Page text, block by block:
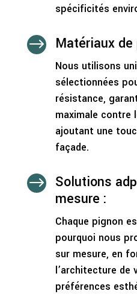
spécificités
$ Matériaux
Nous utilisons
sélectionnées
résistance,
maximale contre
ajoutant une
façade.
$ Solutions
mesure :
Chaque pignon
pourquoi nous
sur mesure, en
l’architecture de
préférences